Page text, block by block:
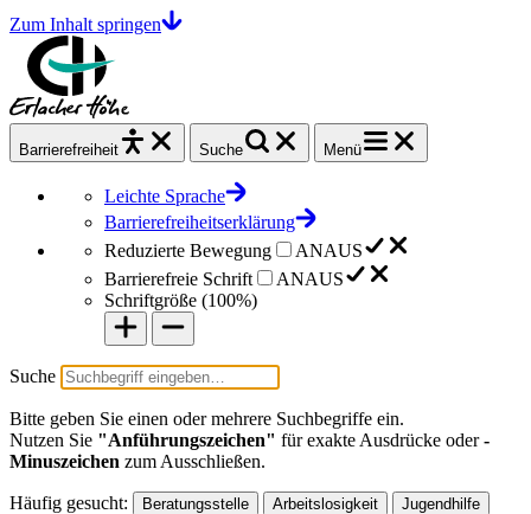
Zum Inhalt springen
Barrierefrei heit Suche Menü
Leichte Sprache
Barrierefreiheitserklärung
Reduzierte Bewegung
ANAUS
Barrierefreie Schrift
ANAUS
Schriftgröße (100%)
Suche
Bitte geben Sie einen oder mehrere Suchbegriffe ein.
Nutzen Sie "Anführungszeichen" für exakte Ausdrücke oder-
Minuszeichen zum Ausschließen.
Häufig gesucht: Beratungsstelle Arbeitslosigkeit
Jugendhilfe